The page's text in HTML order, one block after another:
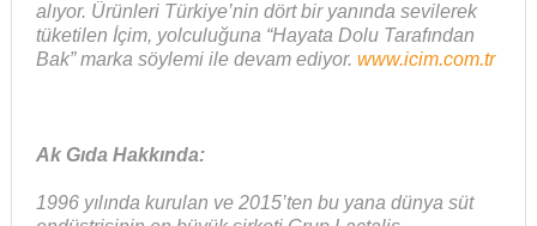
alıyor. Ürünleri Türkiye’nin dört bir yanında sevilerek
tüketilen İçim, yolculuğuna “Hayata Dolu Tarafından
Bak” marka söylemi ile devam ediyor. www.icim.com.tr
Ak Gıda Hakkında:
1996 yılında kurulan ve 2015’ten bu yana dünya süt